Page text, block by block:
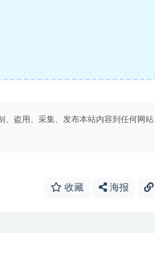
盗用、采集、发布本站内容到任何网站
收藏 海报